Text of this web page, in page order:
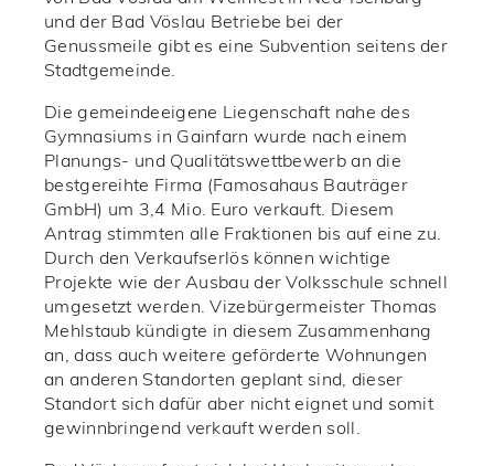
und der Bad Vöslau Betriebe bei der
Genussmeile gibt es eine Subvention seitens der
Stadtgemeinde.
Die gemeindeeigene Liegenschaft nahe des
Gymnasiums in Gainfarn wurde nach einem
Planungs- und Qualitätswettbewerb an die
bestgereihte Firma (Famosahaus Bauträger
GmbH) um 3,4 Mio. Euro verkauft. Diesem
Antrag stimmten alle Fraktionen bis auf eine zu.
Durch den Verkaufserlös können wichtige
Projekte wie der Ausbau der Volksschule schnell
umgesetzt werden. Vizebürgermeister Thomas
Mehlstaub kündigte in diesem Zusammenhang
an, dass auch weitere geförderte Wohnungen
an anderen Standorten geplant sind, dieser
Standort sich dafür aber nicht eignet und somit
gewinnbringend verkauft werden soll.